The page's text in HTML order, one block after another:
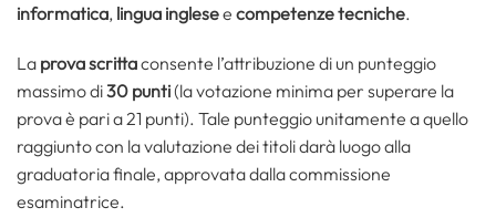
informatica, lingua inglesee competenze tecniche.
La prova scrittaconsente l’attribuzione di un punteggio
massimo di30 punti(la votazione minima per superare la
prova è pari a 21 punti). Tale punteggio unitamente a quello
raggiunto con la valutazione dei titoli darà luogo alla
graduatoria finale, approvata dalla commissione
esaminatrice.